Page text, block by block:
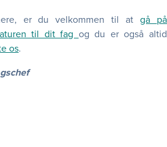
er du velkommen til atgå på
til dit fag og du er også altid
os.